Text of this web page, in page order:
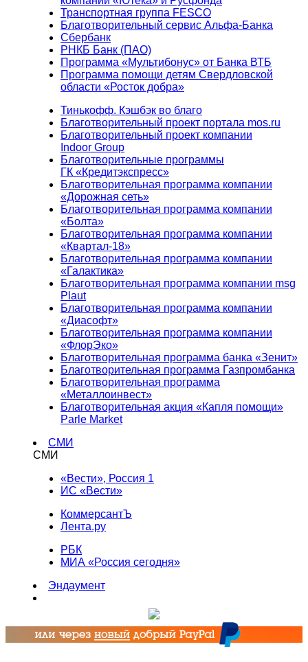
Транспортная группа FESCO
Благотворительный сервис Альфа-Банка
Сбербанк
РНКБ Банк (ПАО)
Программа «Мультибонус» от Банка ВТБ
Программа помощи детям Свердловской
области «Росток добра»
Тинькофф. Кэшбэк во благо
Благотворительный проект портала mos.ru
Благотворительный проект компании
Indoor Group
Благотворительные программы
ГК «Кредитэкспресс»
Благотворительная программа компании
«Дорожная сеть»
Благотворительная программа компании
«Болта»
Благотворительная программа компании
«Квартал-18»
Благотворительная программа компании
«Галактика»
Благотворительная программа компании msg
Plaut
Благотворительная программа компании
«Диасофт»
Благотворительная программа компании
«ФлорЭко»
Благотворительная программа банка «Зенит»
Благотворительная программа Газпромбанка
Благотворительная программа
«Металлоинвест»
Благотворительная акция «Капля помощи»
Parle Market
СМИ
СМИ
«Вести», Россия 1
ИС «Вести»
КоммерсантЪ
Лента.ру
РБК
МИА «Россия сегодня»
Эндаумент